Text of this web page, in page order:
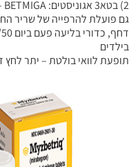
גם פועלת להרפייה של שריר
בילדים
תופעת לוואי בולטת – יתר לחץ